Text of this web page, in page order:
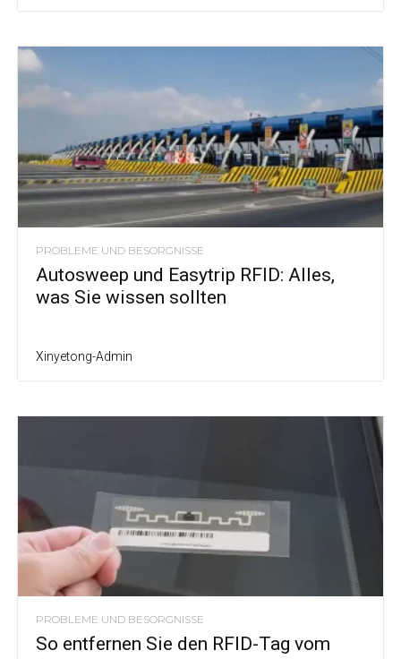
PROBLEME UND BESORGNISSE
Autosweep und Easytrip RFID: Alles,
was Sie wissen sollten
Xinyetong-Admin
PROBLEME UND BESORGNISSE
So entfernen Sie den RFID-Tag vom